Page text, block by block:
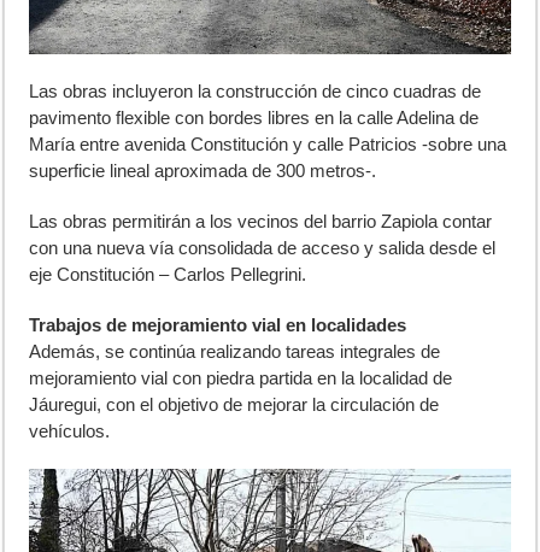
Las obras incluyeron la construcción de cinco cuadras de
pavimento flexible con bordes libres en la calle Adelina de
María entre avenida Constitución y calle Patricios -sobre una
superficie lineal aproximada de 300 metros-.
Las obras permitirán a los vecinos del barrio Zapiola contar
con una nueva vía consolidada de acceso y salida desde el
eje Constitución – Carlos Pellegrini.
Trabajos de mejoramiento vial en localidades
Además, se continúa realizando tareas integrales de
mejoramiento vial con piedra partida en la localidad de
Jáuregui, con el objetivo de mejorar la circulación de
vehículos.